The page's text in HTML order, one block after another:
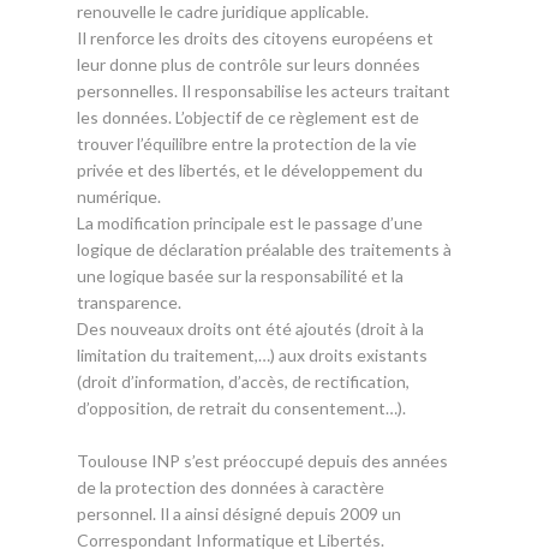
renouvelle le cadre juridique applicable.
Il renforce les droits des citoyens européens et
leur donne plus de contrôle sur leurs données
personnelles. Il responsabilise les acteurs traitant
les données. L’objectif de ce règlement est de
trouver l’équilibre entre la protection de la vie
privée et des libertés, et le développement du
numérique.
La modification principale est le passage d’une
logique de déclaration préalable des traitements à
une logique basée sur la responsabilité et la
transparence.
Des nouveaux droits ont été ajoutés (droit à la
limitation du traitement,…) aux droits existants
(droit d’information, d’accès, de rectification,
d’opposition, de retrait du consentement…).
Toulouse INP s’est préoccupé depuis des années
de la protection des données à caractère
personnel. Il a ainsi désigné depuis 2009 un
Correspondant Informatique et Libertés.